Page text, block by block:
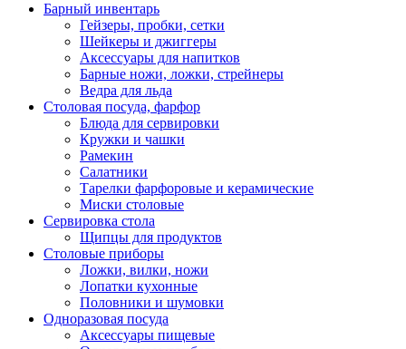
Барный инвентарь
Гейзеры, пробки, сетки
Шейкеры и джиггеры
Аксессуары для напитков
Барные ножи, ложки, стрейнеры
Ведра для льда
Столовая посуда, фарфор
Блюда для сервировки
Кружки и чашки
Рамекин
Салатники
Тарелки фарфоровые и керамические
Миски столовые
Сервировка стола
Щипцы для продуктов
Столовые приборы
Ложки, вилки, ножи
Лопатки кухонные
Половники и шумовки
Одноразовая посуда
Аксессуары пищевые